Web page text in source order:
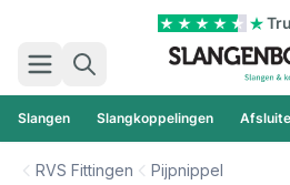
Zoek
Slangen Slangkoppelingen
RVS Fittingen Pijpnippel